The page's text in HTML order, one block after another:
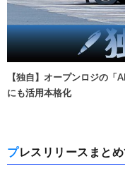
【独自】オープンロジの
にも活用本格化
プレスリリースまと